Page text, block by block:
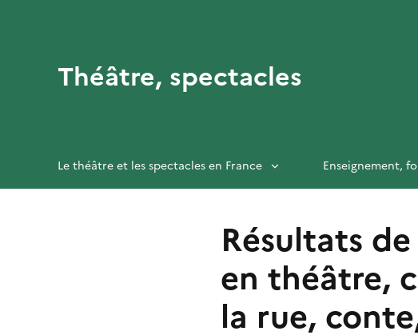
Théâtre, spectacles
Le théâtre et les spectacles en France Enseignement,
Résultats
en théâtre,
la rue,